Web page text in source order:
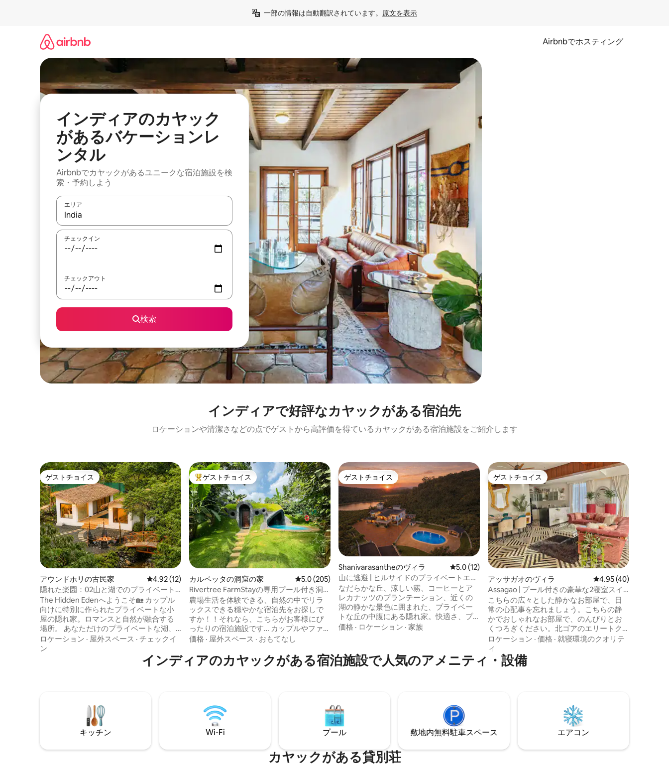
一部の情報は自動翻訳されています。 原文を表示
Airbnbでホスティング
インディアのカヤック
があるバケーションレ
ンタル
Airbnbでカヤックがあるユニークな宿泊施設を検
索・予約しよう
エリア
検索結果が表示されたら、上下の矢印キーを使って移動するか、画面をタッチまたはスワイプして検索結果を確認することができます。
チェックイン
チェックアウト
検索
インディアで好評なカヤックがある宿泊先
ロケーションや清潔さなどの点でゲストから高評価を得ているカヤックがある宿泊施設をご紹介します
ゲストチョイス
ゲストチョイス
アウンドホリの古民家 レビュー12件、5つ星中4.92つ星の平均評価
4.92 (12)
隠れた楽園：02山と湖でのプライベート
な休息体験
The Hidden Edenへようこそ🏡 カップル
向けに特別に作られたプライベートな小
屋の隠れ家。ロマンスと自然が融合する
場所。 あなただけのプライベートな湖、
山、季節の滝に囲まれた場所です。🏔️ 🌊
この隠れ家は次のことを提供します🫴 忘
れられない屋内と屋外の体験。焚き火の
そばでリラックス。 静かな環境に浸りま
ったデザインのヴィラは、ラグジュアリ
ー、プライバシー、冒険を兼ね備え、完
璧な旅行をお楽しみいただけます。
ロケーション · 屋外スペース · チェックイ
ン
大好評のゲストチョイスです。
ゲストチョイス
カルペッタの洞窟の家 レビュー205件、5つ星中5.0つ星の平均評価
5.0 (205)
Rivertree FarmStayの専用プール付き洞窟
の家
農場生活を体験できる、自然の中でリラ
ックスできる穏やかな宿泊先をお探しで
すか！！それなら、こちらがお客様にぴ
ったりの宿泊施設です… カップルやファミ
リー向けに作られており、地下の寝室に
ます。コーヒーとコショウのプランテー
ションの緑が見えます。 泊まるだけでは
中は川でのアクティビティはできませ
ん。 大きな音楽、パーティー、独身お別
れパーティー禁止
価格 · 屋外スペース · おもてなし
ゲストチョイス
ゲストチョイス
Shanivarasantheのヴィラ レビュー12件、5つ星中5.0つ星の平均評価
5.0 (12)
山に逃避 | ヒルサイドのプライベートエス
テートヴィラ
なだらかな丘、涼しい霧、コーヒーとア
レカナッツのプランテーション、近くの
湖の静かな景色に囲まれた、プライベー
トな丘の中腹にある隠れ家。快適さ、プ
ライバシー、そして自然の中で贅沢な時
適な寝室、スタイリッシュなリビングエ
リア、ホームシアター、ミニバー、プー
に過ごすことができます。
価格 · ロケーション · 家族
ゲストチョイス
ゲストチョイス
アッサガオのヴィラ レビュー40件、5つ
4.95 (40)
Assagao | プール付きの豪華な2寝室スイ
ートヴィラ
こちらの広々とした静かなお部屋で、日
常の心配事を忘れましょう。こちらの静
かでおしゃれなお部屋で、のんびりとお
くつろぎください。北ゴアのエリートク
ラスの高級エリアであるアッサゴアの静
かな中心部に位置する、駐車場付きの豪
華なヴィラでの休暇をお楽しみくださ
い。多様なレストラン、ファッションブ
か9分の便利な場所にあり、最もおしゃれ
なナイトクラブやバー、夕日が見られる
ロケーション · 価格 · 就寝環境のクオリテ
ィ
インディアのカヤックがある宿泊施設で人気のアメニティ・設備
キッチン Wi-Fi プール 敷地内無料駐⁠車ス⁠ペ⁠ー⁠ス エアコン
カヤックがある貸別荘